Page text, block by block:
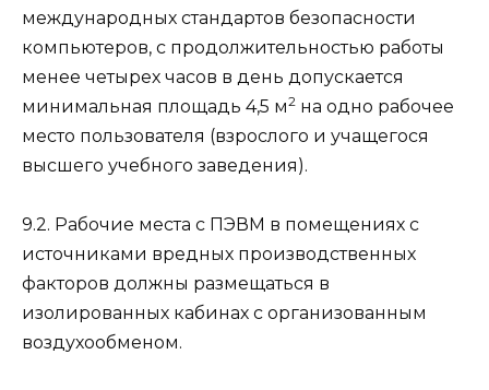
международных стандартов безопасности
компьютеров, с продолжительностью работы
менее четырех часов в день допускается
минимальная площадь 4,5 м2 на одно рабочее
место пользователя (взрослого и учащегося
высшего учебного заведения).
9.2. Рабочие места с ПЭВМ в помещениях с
источниками вредных производственных
факторов должны размещаться в
изолированных кабинах с организованным
воздухообменом.